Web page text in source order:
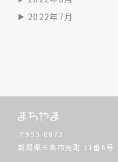
2022年7月
〒955-0072
新潟県三条市元町 11番6号